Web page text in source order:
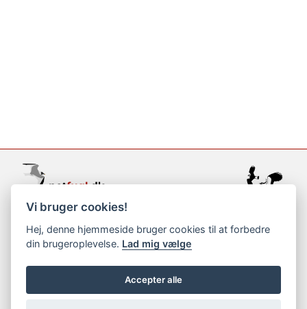
support@netfugl.dk
copyright © 2002-2023
Vi bruger cookies!
Hej, denne hjemmeside bruger cookies til at forbedre
din brugeroplevelse. Lad mig vælge
Accepter alle